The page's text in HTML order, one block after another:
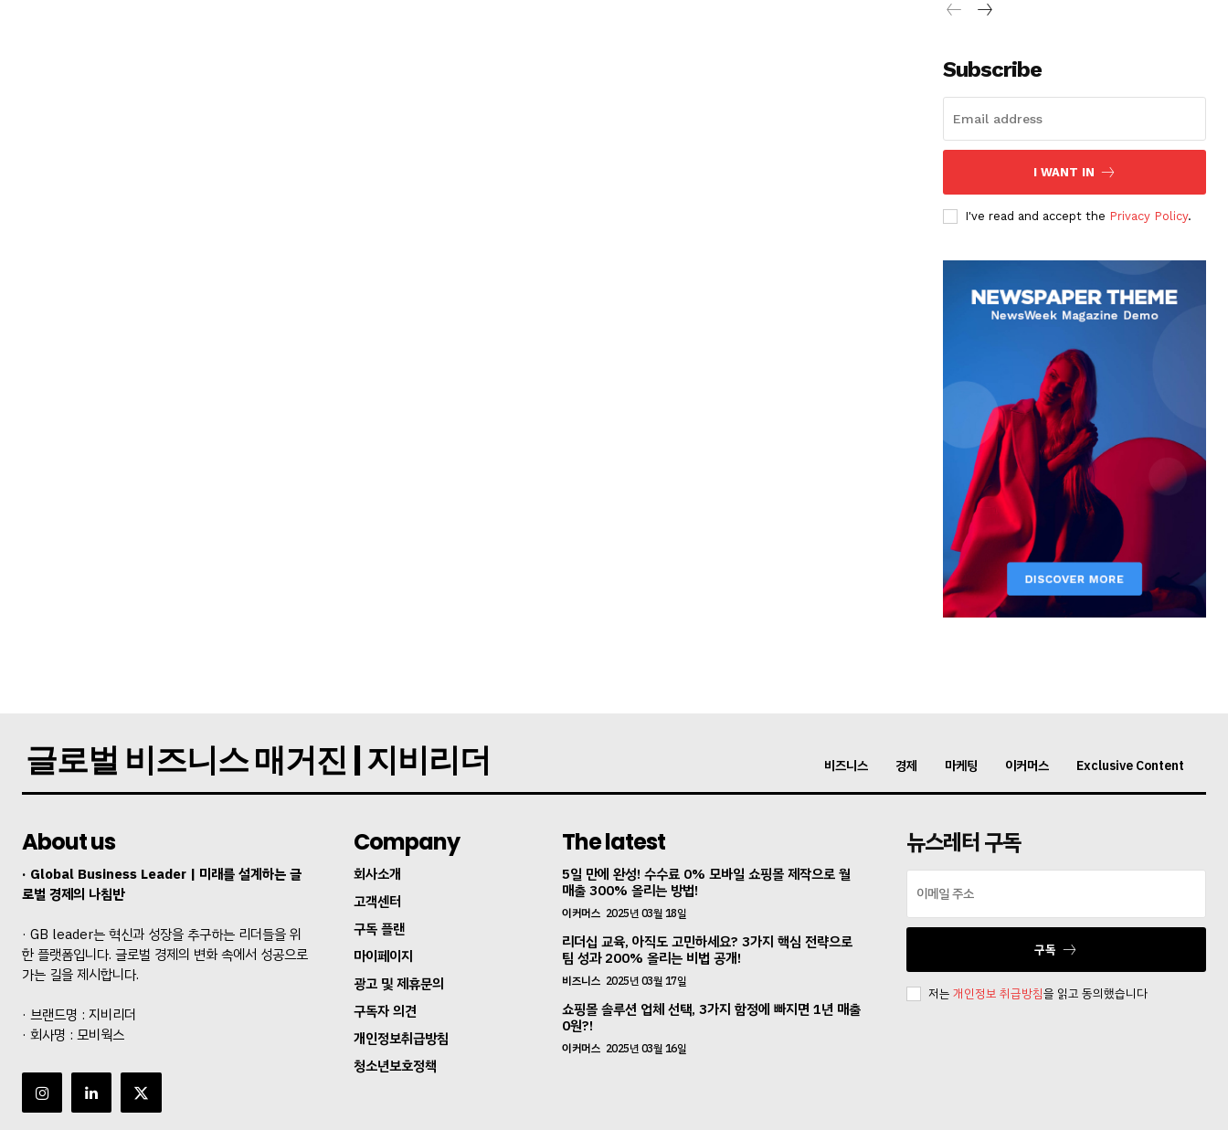
Subscribe
I WANT IN
I've read and accept the Privacy Policy.
글로벌 비즈니스 매거진 | 지비리더 비즈니스 경제 마케팅 이커머스 Exclusive Content
About us
· Global Business Leader | 미래를 설계하는 글
로벌 경제의 나침반
· GB leader는 혁신과 성장을 추구하는 리더들을 위
한 플랫폼입니다. 글로벌 경제의 변화 속에서 성공으로
가는 길을 제시합니다.
· 브랜드명 : 지비리더
· 회사명 : 모비웍스
Company
회사소개
고객센터
구독 플랜
마이페이지
광고 및 제휴문의
구독자 의견
개인정보취급방침
청소년보호정책
The latest
5일 만에 완성! 수수료 0% 모바일 쇼핑몰 제작으로 월
매출 300% 올리는 방법!
이커머스 2025년 03월 18일
리더십 교육, 아직도 고민하세요? 3가지 핵심 전략으로
팀 성과 200% 올리는 비법 공개!
비즈니스 2025년 03월 17일
쇼핑몰 솔루션 업체 선택, 3가지 함정에 빠지면 1년 매출
0원?!
이커머스 2025년 03월 16일
뉴스레터 구독
구독
저는 개인정보 취급방침을 읽고 동의했습니다